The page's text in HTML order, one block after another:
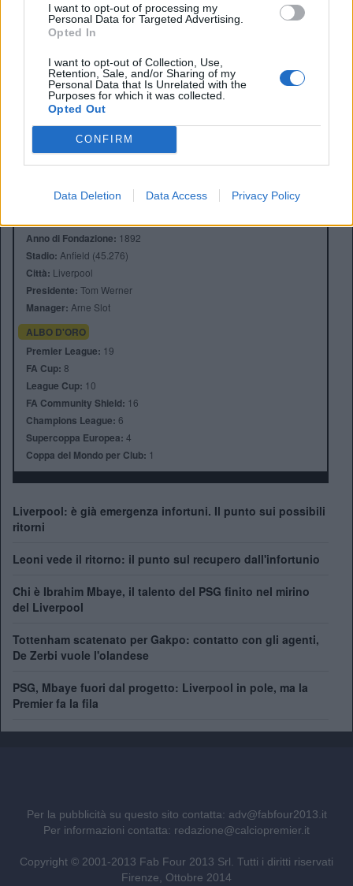
I want to opt-out of processing my
Personal Data for Targeted Advertising.
Opted In
I want to opt-out of Collection, Use,
Retention, Sale, and/or Sharing of my
Personal Data that Is Unrelated with the
Purposes for which it was collected.
Opted Out
CONFIRM
Data Deletion Data Access Privacy Policy
Twitter: @Calciopremier
Anno di Fondazione: 1892
Stadio: Anfield (45.276)
Città: Liverpool
Presidente: Tom Werner
Manager: Arne Slot
ALBO D'ORO
Premier League: 19
FA Cup: 8
League Cup: 10
FA Community Shield: 16
Champions League: 6
Supercoppa Europea: 4
Coppa del Mondo per Club: 1
Liverpool: è già emergenza infortuni. Il punto sui possibili
ritorni
Leoni vede il ritorno: il punto sul recupero dall'infortunio
Chi è Ibrahim Mbaye, il talento del PSG finito nel mirino
del Liverpool
Tottenham scatenato per Gakpo: contatto con gli agenti,
De Zerbi vuole l'olandese
PSG, Mbaye fuori dal progetto: Liverpool in pole, ma la
Premier fa la fila
Per la pubblicità su questo sito contatta: adv@fabfour2013.it
Per informazioni contatta: redazione@calciopremier.it
Copyright © 2001-2013 Fab Four 2013 Srl. Tutti i diritti riservati
Firenze, Ottobre 2014